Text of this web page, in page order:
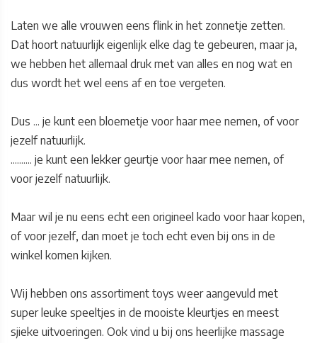
Laten we alle vrouwen eens flink in het zonnetje zetten.
Dat hoort natuurlijk eigenlijk elke dag te gebeuren, maar ja,
we hebben het allemaal druk met van alles en nog wat en
dus wordt het wel eens af en toe vergeten.
Dus ... je kunt een bloemetje voor haar mee nemen, of voor
jezelf natuurlijk.
.......... je kunt een lekker geurtje voor haar mee nemen, of
voor jezelf natuurlijk.
Maar wil je nu eens echt een origineel kado voor haar kopen,
of voor jezelf, dan moet je toch echt even bij ons in de
winkel komen kijken.
Wij hebben ons assortiment toys weer aangevuld met
super leuke speeltjes in de mooiste kleurtjes en meest
sjieke uitvoeringen. Ook vind u bij ons heerlijke massage